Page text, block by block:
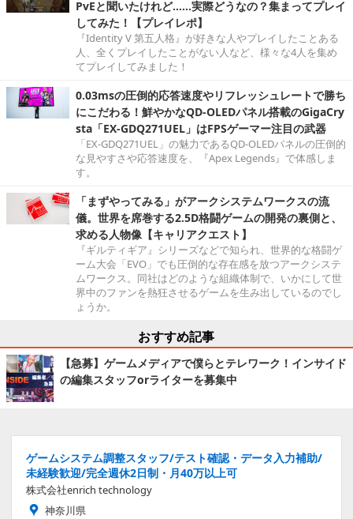
PvEと聞いたけれど……実際どうなの？集まってプレイ
してみた！【プレイレポ】
『Identity V 第五人格』が好きな人やプレイしたことある
人、全くプレイしたことがない人など、様々な4人を集め
てプレイしてみました！
0.03msの圧倒的応答速度やリフレッシュレートで勝ち
にこだわる！鮮やかなQD-OLEDパネル搭載のGigaCry
sta「EX-GDQ271UEL」はFPSゲーマー注目の武器
「EX-GDQ271UEL」の魅力であるQD-OLEDパネルの圧倒的
な見やすさや応答速度を、『Apex Legends』で体感しま
す。
「まずやってみる」がアークシステムワークスの流
儀。世界を席巻する2.5D格闘ゲームの開発の裏側と、
求める人物像【キャリアクエスト】
『ギルティギア』シリーズなどで知られ、世界的な格闘ゲ
ーム大会「EVO」でも圧倒的な存在感を放つアークシステ
ムワークス。同社はどのような組織体制で、いかにして世
界中のファンを熱狂させるゲームを生み出しているのでし
ょうか。
おすすめ記事
【急募】ゲームメディアで僕らとテレワーク！インサイド
の編集スタッフorライターを募集中
ゲームシステム調整スタッフ/テスト確認・データ入力補助/
未経験歓迎/完全週休2日制・月40万以上可
株式会社enrich technology
神奈川県